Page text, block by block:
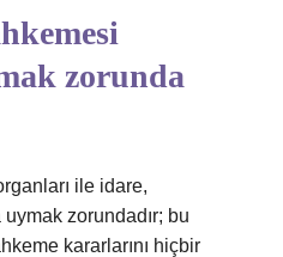
zorunda
ile idare,
zorundadır; bu
kararlarını hiçbir